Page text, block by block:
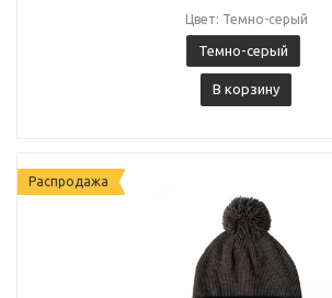
Цвет: Темно-серый
Темно-серый
В корзину
Распродажа